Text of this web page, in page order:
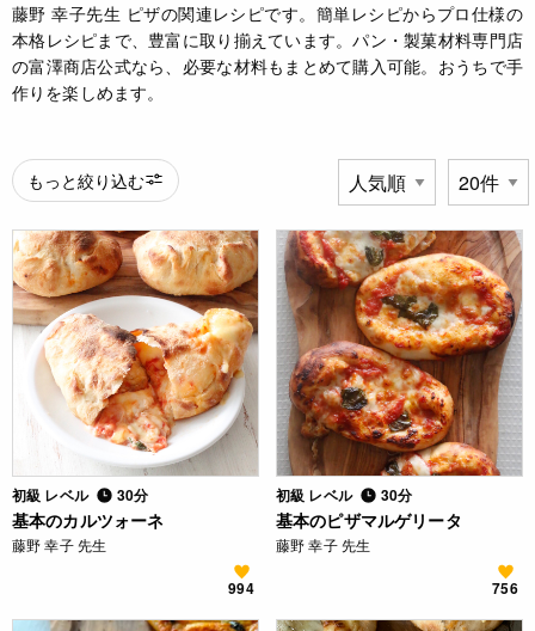
藤野 幸子先生 ピザの関連レシピです。簡単レシピからプロ仕様の
本格レシピまで、豊富に取り揃えています。パン・製菓材料専門店
の富澤商店公式なら、必要な材料もまとめて購入可能。おうちで手
作りを楽しめます。
もっと絞り込む
初級 レベル 30分
基本のカルツォーネ
藤野 幸子 先生
994
初級 レベル 30分
基本のピザマルゲリータ
藤野 幸子 先生
756